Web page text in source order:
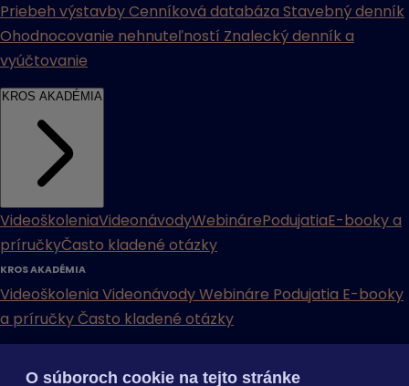
Priebeh výstavbyCenníková databáza Stavebný denník
Ohodnocovanie nehnuteľností Znalecký denník a
vyúčtovanie
KROS AKADÉMIA
VideoškoleniaVideonávodyWebinárePodujatiaE-booky a
príručkyČasto kladené otázky
KROS AKADÉMIA
Videoškolenia VideonávodyWebináre Podujatia E-booky
a príručkyČasto kladené otázky
O súboroch cookie na tejto stránke